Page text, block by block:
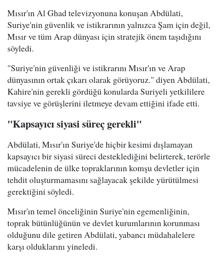
Mısır'ın Al Ghad televizyonuna konuşan Abdülati,
Suriye'nin güvenlik ve istikrarının yalnızca Şam için değil,
Mısır ve tüm Arap dünyası için stratejik önem taşıdığını
söyledi.
"Suriye'nin güvenliği ve istikrarını Mısır'ın ve Arap
dünyasının ortak çıkarı olarak görüyoruz." diyen Abdülati,
Kahire'nin gerekli gördüğü konularda Suriyeli yetkililere
tavsiye ve görüşlerini iletmeye devam ettiğini ifade etti.
"Kapsayıcı siyasi süreç gerekli"
Abdülati, Mısır'ın Suriye'de hiçbir kesimi dışlamayan
kapsayıcı bir siyasi süreci desteklediğini belirterek, terörle
mücadelenin de ülke topraklarının komşu devletler için
tehdit oluşturmamasını sağlayacak şekilde yürütülmesi
gerektiğini söyledi.
Mısır'ın temel önceliğinin Suriye'nin egemenliğinin,
toprak bütünlüğünün ve devlet kurumlarının korunması
olduğunu dile getiren Abdülati, yabancı müdahalelere
karşı olduklarını yineledi.